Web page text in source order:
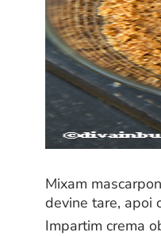
Mixam
devine tare, apoi
Impartim crema